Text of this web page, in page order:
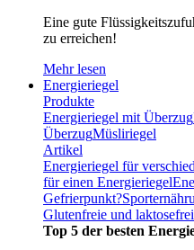
Eine gute
zu erreichen!
Mehr lesen
Energieriegel
Produkte
Energieriegel mit Überzug
ÜberzugMüsliriegel
Artikel
Energieriegel für
für einen Energieriegel
Gefrierpunkt?
Glutenfreie und
Top 5 der besten